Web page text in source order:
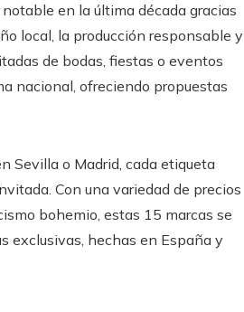
en la última década gracias
local, la producción responsable y
de bodas, fiestas o eventos
nacional, ofreciendo propuestas
Sevilla o Madrid, cada etiqueta
Con una variedad de precios
bohemio, estas 15 marcas se
exclusivas, hechas en España y